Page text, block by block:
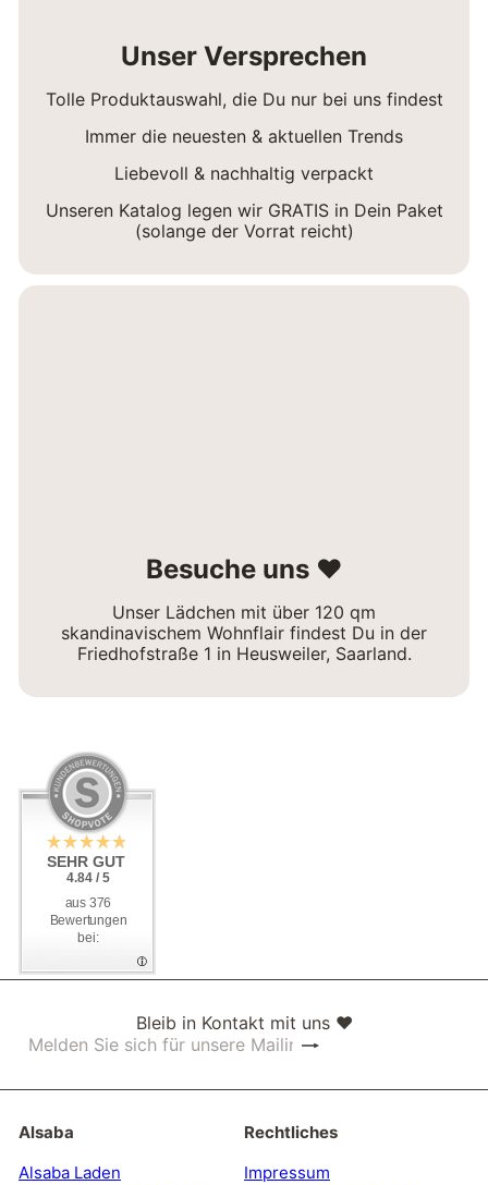
Unser Versprechen
Tolle Produktauswahl, die Du nur bei uns findest
Immer die neuesten & aktuellen Trends
Liebevoll & nachhaltig verpackt
Unseren Katalog legen wir GRATIS in Dein Paket
(solange der Vorrat reicht)
Besuche uns ❤
Unser Lädchen mit über 120 qm
skandinavischem Wohnflair findest Du in der
Friedhofstraße 1 in Heusweiler, Saarland.
SEHR GUT
4.84 / 5
aus 376
Bewertungen
bei:
SEHR GUT
4.84 / 5
aus 376
Bewertungen
bei:
Bleib in Kontakt mit uns ❤
Abonnieren
Melden
sich
unsere
Mailingliste
an
Alsaba
Alsaba Laden
Rechtliches
Impressum